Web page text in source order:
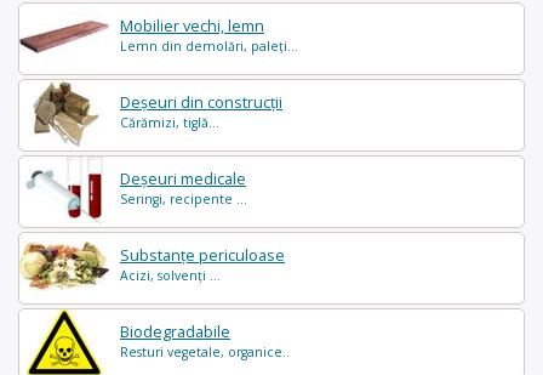
Mobilier vechi, lemn
Lemn din demolări, paleți...
Deșeuri din construcții
Cărămizi, tiglă...
Deșeuri medicale
Seringi, recipente ...
Substanțe periculoase
Acizi, solvenți ...
Biodegradabile
Resturi vegetale, organice..